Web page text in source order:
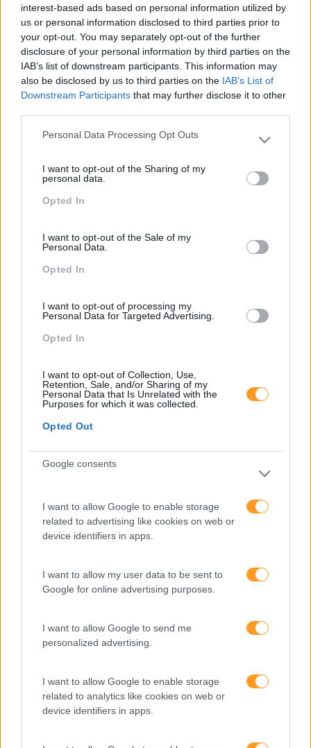
interest-based ads based on personal information utilized by
us or personal information disclosed to third parties prior to
your opt-out. You may separately opt-out of the further
disclosure of your personal information by third parties on the
IAB’s list of downstream participants. This information may
also be disclosed by us to third parties on the IAB’s List of
Downstream Participants that may further disclose it to other
Please note that this website/app uses one or more Google
not limited to your visit or usage behaviour. You may click to
grant or deny consent to Google and its third-party tags to
use your data for below specified purposes in below Google
Personal Data Processing Opt Outs
I want to opt-out of the Sharing of my
personal data.
Opted In
I want to opt-out of the Sale of my
Personal Data.
Opted In
I want to opt-out of processing my
Personal Data for Targeted Advertising.
Opted In
I want to opt-out of Collection, Use,
Retention, Sale, and/or Sharing of my
Personal Data that Is Unrelated with the
Purposes for which it was collected.
Opted Out
Google consents
I want to allow Google to enable storage
related to advertising like cookies on web or
device identifiers in apps.
I want to allow my user data to be sent to
Google for online advertising purposes.
I want to allow Google to send me
personalized advertising.
I want to allow Google to enable storage
related to analytics like cookies on web or
device identifiers in apps.
gamificada dos conceitos através de estudos de
caso, role-plays e outros desafios que são
colocados aos participantes jogando em equipas e
com um sistema de pontos.
IMPACTO OBTIDO
melhor liderar e gerir as suas equipas consoante as
Formações ajustadas
ao seu negócio
FORMAÇÕES À
MEDIDA
Provocamos e aceleramos processos de mudança com a
implementação e desenvolvimento de soluções
SABER MAIS